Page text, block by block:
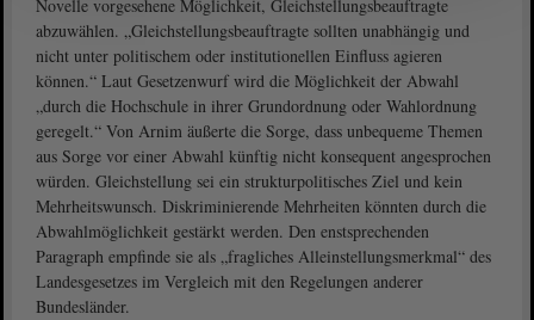
Novelle vorgesehene Möglichkeit, Gleichstellungsbeauftragte
abzuwählen. „Gleichstellungsbeauftragte sollten unabhängig und
nicht unter politischem oder institutionellen Einfluss agieren
können.“ Laut Gesetzenwurf wird die Möglichkeit der Abwahl
„durch die Hochschule in ihrer Grundordnung oder Wahlordnung
geregelt.“ Von Arnim äußerte die Sorge, dass unbequeme Themen
aus Sorge vor einer Abwahl künftig nicht konsequent angesprochen
würden. Gleichstellung sei ein strukturpolitisches Ziel und kein
Mehrheitswunsch. Diskriminierende Mehrheiten könnten durch die
Abwahlmöglichkeit gestärkt werden. Den enstsprechenden
Paragraph empfinde sie als „fragliches Alleinstellungsmerkmal“ des
Landesgesetzes im Vergleich mit den Regelungen anderer
Bundesländer.